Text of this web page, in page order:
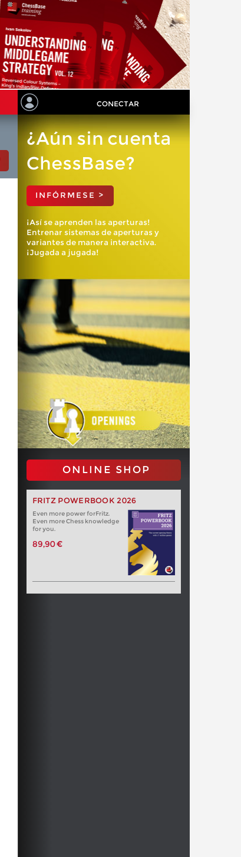
CONECTAR
¿Aún sin cuenta
ChessBase?
INFÓRMESE >
¡Así se aprenden las aperturas!
Entrenar sistemas de aperturas y
variantes de manera interactiva.
¡Jugada a jugada!
ONLINE SHOP
FRITZ POWERBOOK 2026
Even more power forFritz.
Even more Chess knowledge
for you.
89,90 €